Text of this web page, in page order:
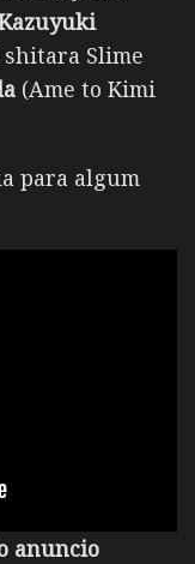
shitara Slime
(Ame to Kimi
para algum
anuncio